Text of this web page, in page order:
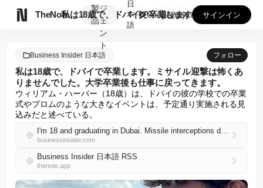
TheNote
製
品
ジ
ェ
ン
ト
私は18歳で、ドバイで卒業します。ミサイル迎撃は怖くありませ...
日
本
語
GooglePlay
AppStore サインイン
Business Insider 日本語 フォロー
私は18歳で、ドバイで卒業します。ミサイル迎撃は怖くあ
りませんでした。大学卒業後も仕事に戻ってきます。
ウィリアム・ハーパー（18歳）は、ドバイの彼の学校での卒業
式やプロムのような大きなイベントは、予定通り実施される見
込みだと述べている。
I'm 18 and graduating in Dubai. Missile interceptions didn't scare me — I'd still come back to work after college.
businessinsider.com
Business Insider 日本語 RSS
thenote.app